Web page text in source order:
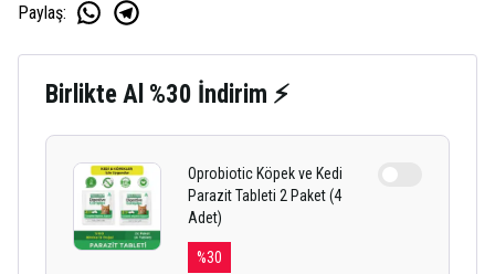
Paylaş:
Birlikte Al %30 İndirim ⚡
Oprobiotic Köpek ve Kedi
Parazit Tableti 2 Paket (4
Adet)
%30